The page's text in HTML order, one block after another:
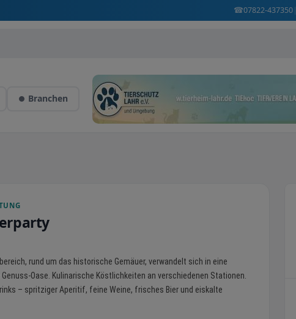
☎07822-437350|
Branchen
rund um das historische Gemäuer, verwandelt sich in eine
Oase. Kulinarische Köstlichkeiten an verschiedenen Stationen.
– spritziger Aperitif, feine Weine, frisches Bier und eiskalte